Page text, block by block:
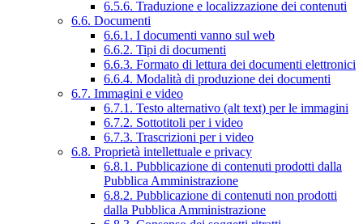
6.5.6. Traduzione e localizzazione dei contenuti
6.6. Documenti
6.6.1. I documenti vanno sul web
6.6.2. Tipi di documenti
6.6.3. Formato di lettura dei documenti elettronici
6.6.4. Modalità di produzione dei documenti
6.7. Immagini e video
6.7.1. Testo alternativo (alt text) per le immagini
6.7.2. Sottotitoli per i video
6.7.3. Trascrizioni per i video
6.8. Proprietà intellettuale e privacy
6.8.1. Pubblicazione di contenuti prodotti dalla
Pubblica Amministrazione
6.8.2. Pubblicazione di contenuti non prodotti
dalla Pubblica Amministrazione